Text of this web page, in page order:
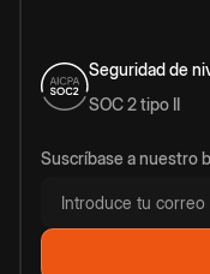
Seguridad de
SOC 2 tipo II
Suscríbase a nuestro